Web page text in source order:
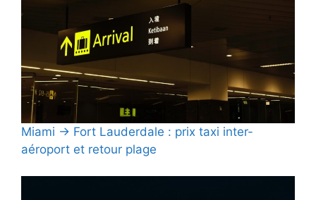
Miami → Fort Lauderdale : prix taxi inter-
aéroport et retour plage